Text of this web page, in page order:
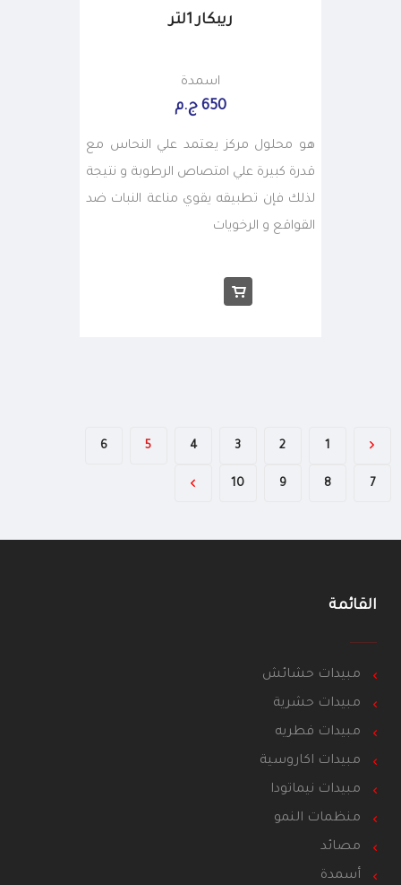
ريبكار 1لتر
اسمدة
650 ج.م
هو محلول مركز يعتمد علي النحاس مع
قدرة كبيرة علي امتصاص الرطوبة و نتيجة
لذلك فإن تطبيقه يقوي مناعة النبات ضد
القواقع و الرخويات
1
2
3
4
5
6
7
8
9
10
القائمة
مبيدات حشائش
مبيدات حشرية
مبيدات فطريه
مبيدات اكاروسية
مبيدات نيماتودا
منظمات النمو
مصائد
أسمدة